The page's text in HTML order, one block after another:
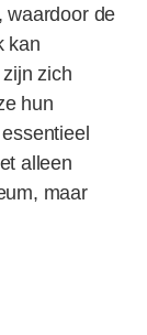
waardoor de
kan
zich
hun
alleen
maar